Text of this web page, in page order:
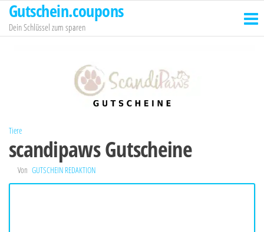
Zum
Inhalt
springen
Gutschein.coupons
Dein Schlüssel zum sparen
Tiere
scandipaws Gutscheine
Von GUTSCHEIN REDAKTION